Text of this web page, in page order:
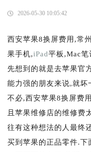
2026-05-30 10:05:42
西安苹果8换屏费用,常
果手机,iPad平板,Mac笔
先想到的就是去苹果官
能力强的朋友来说,就坏
不必,西安苹果8换屏费
且苹果维修店的维修费
往有这种想法的人最终
买到苹果的正品零件.下